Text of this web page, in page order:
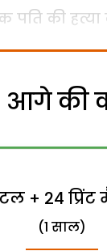
पति की हत्या
आगे की
+ 24
(1 साल)